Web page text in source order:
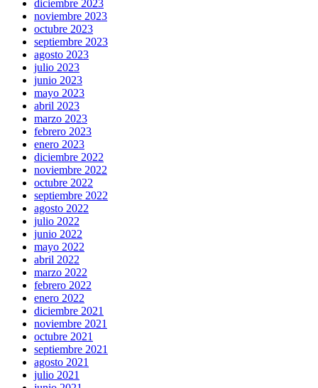
diciembre 2023
noviembre 2023
octubre 2023
septiembre 2023
agosto 2023
julio 2023
junio 2023
mayo 2023
abril 2023
marzo 2023
febrero 2023
enero 2023
diciembre 2022
noviembre 2022
octubre 2022
septiembre 2022
agosto 2022
julio 2022
junio 2022
mayo 2022
abril 2022
marzo 2022
febrero 2022
enero 2022
diciembre 2021
noviembre 2021
octubre 2021
septiembre 2021
agosto 2021
julio 2021